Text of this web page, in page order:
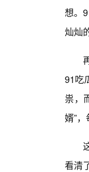
想。
灿灿
91吃
祟，
婿”
看清